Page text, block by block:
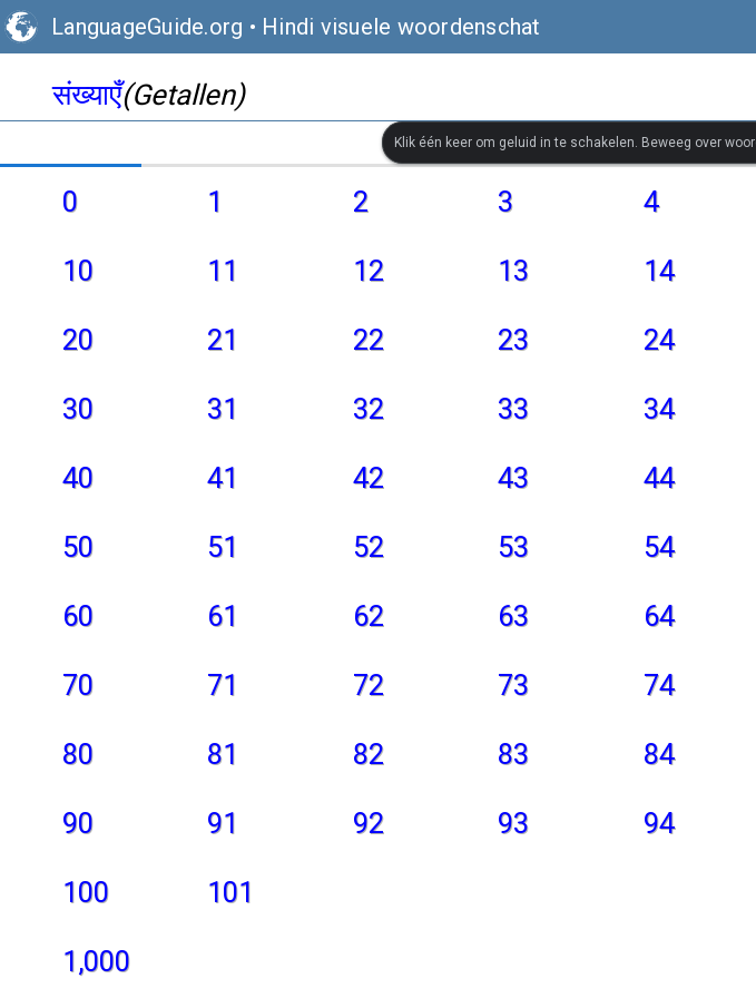
LanguageGuide.org • Hindi visuele woordenschat
संख्याएँ(Getallen)
Klik één keer om geluid in te schakelen. Beweeg over
0 1 2 3 4
10 11 12 13 14
20 21 22 23 24
30 31 32 33 34
40 41 42 43 44
50 51 52 53 54
60 61 62 63 64
70 71 72 73 74
80 81 82 83 84
90 91 92 93 94
100 101
1,000